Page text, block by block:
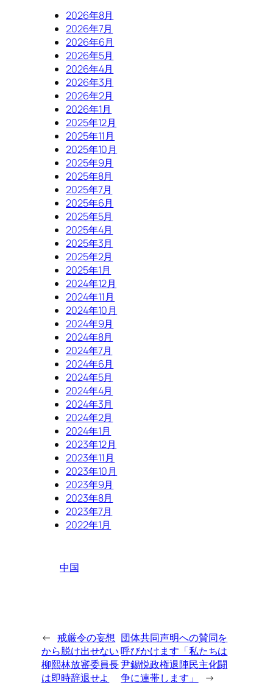
2026年8月
2026年7月
2026年6月
2026年5月
2026年4月
2026年3月
2026年2月
2026年1月
2025年12月
2025年11月
2025年10月
2025年9月
2025年8月
2025年7月
2025年6月
2025年5月
2025年4月
2025年3月
2025年2月
2025年1月
2024年12月
2024年11月
2024年10月
2024年9月
2024年8月
2024年7月
2024年6月
2024年5月
2024年4月
2024年3月
2024年2月
2024年1月
2023年12月
2023年11月
2023年10月
2023年9月
2023年8月
2023年7月
2022年1月
中国
← 戒厳令の妄想
から脱け出せない
柳熙林放審委員長
は即時辞退せよ
団体共同声明への賛同を
呼びかけます「私たちは
尹錫悦政権退陣民主化闘
争に連帯します」
→